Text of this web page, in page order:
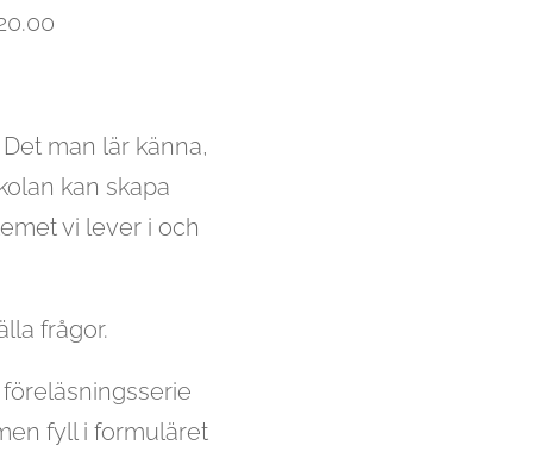
man lär känna,
kan skapa
vi lever i och
frågor.
fyll i formuläret